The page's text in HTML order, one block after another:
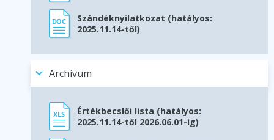
Szándéknyilatkozat (hatályos:
2025.11.14-től)
Archívum
Értékbecslői lista (hatályos:
2025.11.14-től 2026.06.01-ig)